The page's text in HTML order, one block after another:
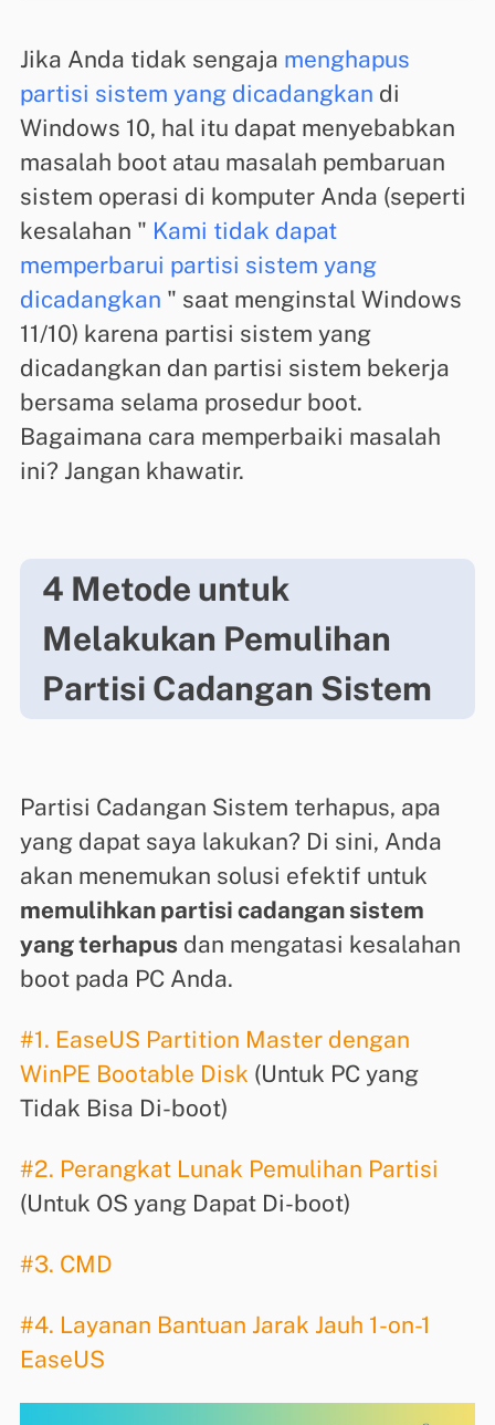
Jika Anda tidak sengaja menghapus
partisi sistem yang dicadangkan di
Windows 10, hal itu dapat menyebabkan
masalah boot atau masalah pembaruan
sistem operasi di komputer Anda (seperti
kesalahan " Kami tidak dapat
memperbarui partisi sistem yang
dicadangkan " saat menginstal Windows
11/10) karena partisi sistem yang
dicadangkan dan partisi sistem bekerja
bersama selama prosedur boot.
Bagaimana cara memperbaiki masalah
ini? Jangan khawatir.
4 Metode untuk
Melakukan Pemulihan
Partisi Cadangan Sistem
Partisi Cadangan Sistem terhapus, apa
yang dapat saya lakukan? Di sini, Anda
akan menemukan solusi efektif untuk
memulihkan partisi cadangan sistem
yang terhapus dan mengatasi kesalahan
boot pada PC Anda.
#1. EaseUS Partition Master dengan
WinPE Bootable Disk (Untuk PC yang
Tidak Bisa Di-boot)
#2. Perangkat Lunak Pemulihan Partisi
(Untuk OS yang Dapat Di-boot)
#3. CMD
#4. Layanan Bantuan Jarak Jauh 1-on-1
EaseUS